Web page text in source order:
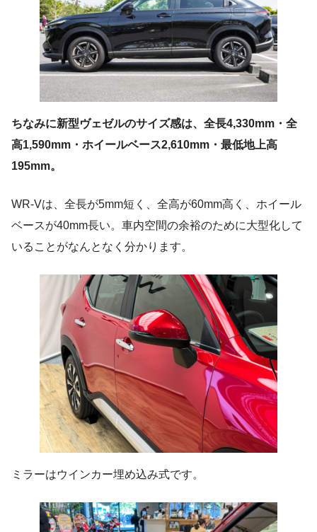
ちなみに新型ヴェゼルのサイズ感は、全長4,330mm・全
高1,590mm・ホイールベース2,610mm・最低地上高
195mm。
WR-Vは、全長が5mm短く、全高が60mm高く、ホイール
ベースが40mm長い。車内空間の余裕のために大型化して
いることがなんとなく分かります。
ミラーはウインカー埋め込み式です。